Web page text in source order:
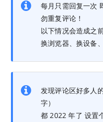
每月只需回复一次
勿重复评论！
以下情况会造成之
换浏览器、换设备
发现评论区好多人
字）
都 2022 年了 设置